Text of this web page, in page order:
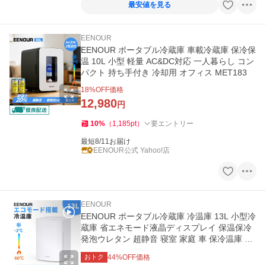
最安値を見る
EENOUR
EENOUR ポータブル冷蔵庫 車載冷蔵庫 保冷保
温 10L 小型 軽量 AC&DC対応 一人暮らし コン
パクト 持ち手付き 冷却用 オフィス MET183
18%OFF価格
12,980円
10% （ 1,185pt） 要エントリー
最短8/11お届け
EENOUR公式 Yahoo!店
EENOUR
EENOUR ポータブル冷蔵庫 冷温庫 13L 小型冷
蔵庫 省エネモード液晶ディスプレイ 保温保冷
発泡ウレタン 超静音 寝室 家庭 車 保冷温庫 爆
買
おトク 44%OFF価格